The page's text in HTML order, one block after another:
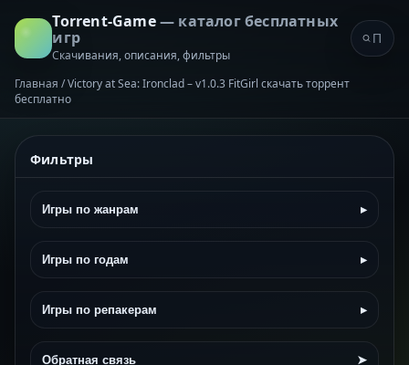
Torrent-Game— каталог бесплатных
игр
Скачивания, описания, фильтры
Главная /Victory at Sea: Ironclad – v1.0.3 FitGirl скачать торрент
бесплатно
Фильтры
Игры по жанрам ▸
Игры по годам ▸
Игры по репакерам ▸
Обратная связь ➤